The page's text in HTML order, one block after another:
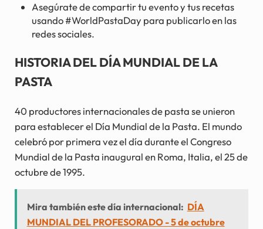
Asegúrate de compartir tu evento y tus recetas
usando #WorldPastaDay para publicarlo en las
redes sociales.
HISTORIA DEL DÍA MUNDIAL DE LA
PASTA
40 productores internacionales de pasta se unieron
para establecer el Día Mundial de la Pasta. El mundo
celebró por primera vez el día durante el Congreso
Mundial de la Pasta inaugural en Roma, Italia, el 25 de
octubre de 1995.
Mira también este día internacional: DÍA
MUNDIAL DEL PROFESORADO - 5 de octubre